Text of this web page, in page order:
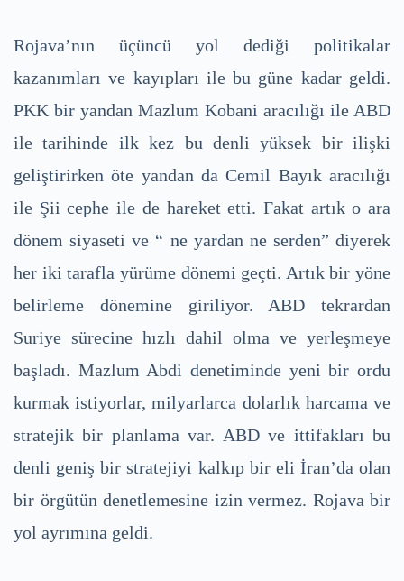
Rojava’nın üçüncü yol dediği politikalar
kazanımları ve kayıpları ile bu güne kadar geldi.
PKK bir yandan Mazlum Kobani aracılığı ile ABD
ile tarihinde ilk kez bu denli yüksek bir ilişki
geliştirirken öte yandan da Cemil Bayık aracılığı
ile Şii cephe ile de hareket etti. Fakat artık o ara
dönem siyaseti ve “ ne yardan ne serden” diyerek
her iki tarafla yürüme dönemi geçti. Artık bir yöne
belirleme dönemine giriliyor. ABD tekrardan
Suriye sürecine hızlı dahil olma ve yerleşmeye
başladı. Mazlum Abdi denetiminde yeni bir ordu
kurmak istiyorlar, milyarlarca dolarlık harcama ve
stratejik bir planlama var. ABD ve ittifakları bu
denli geniş bir stratejiyi kalkıp bir eli İran’da olan
bir örgütün denetlemesine izin vermez. Rojava bir
yol ayrımına geldi.